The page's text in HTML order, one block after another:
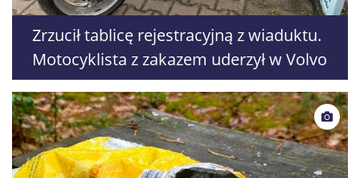
Zrzucił tablicę rejestracyjną z wiaduktu.
Motocyklista z zakazem uderzył w Volvo